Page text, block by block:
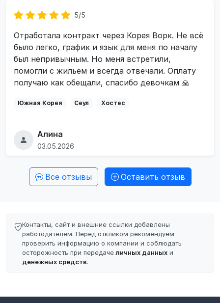
5/5
Отработала контракт через Корея Ворк. Не всё
было легко, график и язык для меня по началу
был непривычным. Но меня встретили,
помогли с жильем и всегда отвечали. Оплату
получаю как обещали, спасибо девочкам 🙏
Южная Корея Сеул Хостес
Алина
03.05.2026
Все отзывы Оставить отзыв
Контакты, сайт и внешние ссылки добавлены
работодателем. Перед откликом рекомендуем
проверить информацию о компании и соблюдать
осторожность при передачеличных данных и
денежных средств.